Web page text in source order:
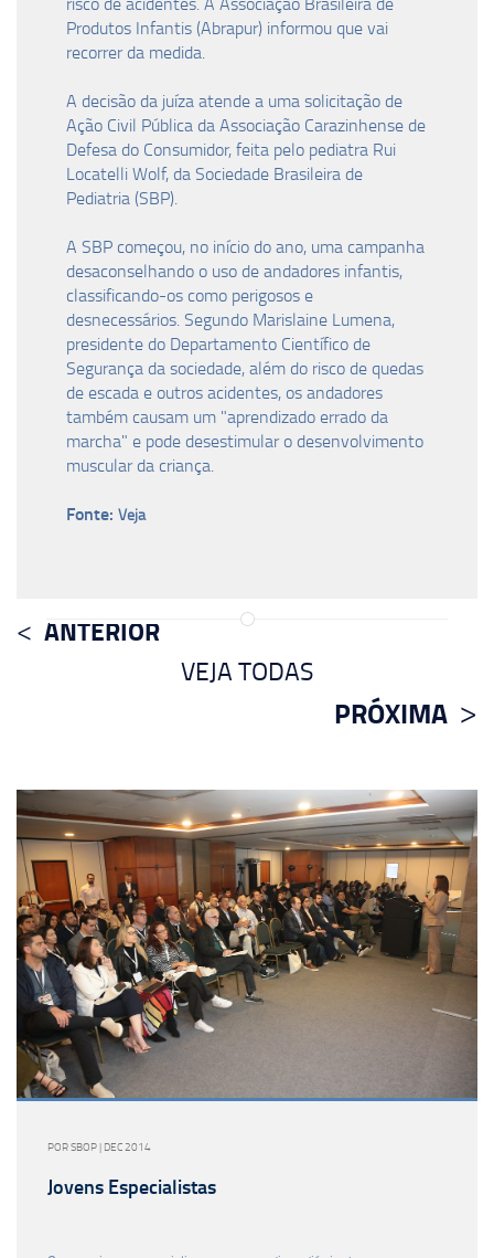
Produtos Infantis (Abrapur) informou que vai
recorrer da medida.
A decisão da juíza atende a uma solicitação de
Ação Civil Pública da Associação Carazinhense de
Defesa do Consumidor, feita pelo pediatra Rui
Locatelli Wolf, da Sociedade Brasileira de
Pediatria (SBP).
A SBP começou, no início do ano, uma campanha
desaconselhando o uso de andadores infantis,
classificando-os como perigosos e
desnecessários. Segundo Marislaine Lumena,
presidente do Departamento Científico de
Segurança da sociedade, além do risco de quedas
de escada e outros acidentes, os andadores
também causam um "aprendizado errado da
marcha" e pode desestimular o desenvolvimento
muscular da criança.
Fonte: Veja
ANTERIOR
VEJA TODAS
PRÓXIMA
POR SBOP | DEC 2014
Jovens Especialistas